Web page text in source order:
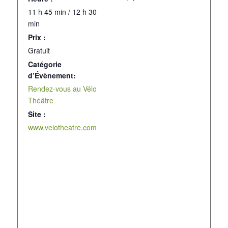
11 h 45 min / 12 h 30
min
Prix :
Gratuit
Catégorie
d’Évènement:
Rendez-vous au Vélo
Théâtre
Site :
www.velotheatre.com